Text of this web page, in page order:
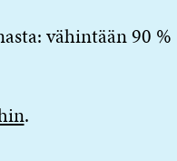
vähintään 90 %
.